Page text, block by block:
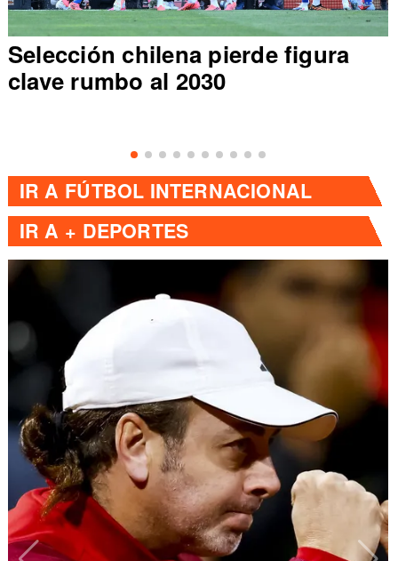
Selección chilena pierde figura
clave rumbo al 2030
IR A FÚTBOL INTERNACIONAL
IR A + DEPORTES